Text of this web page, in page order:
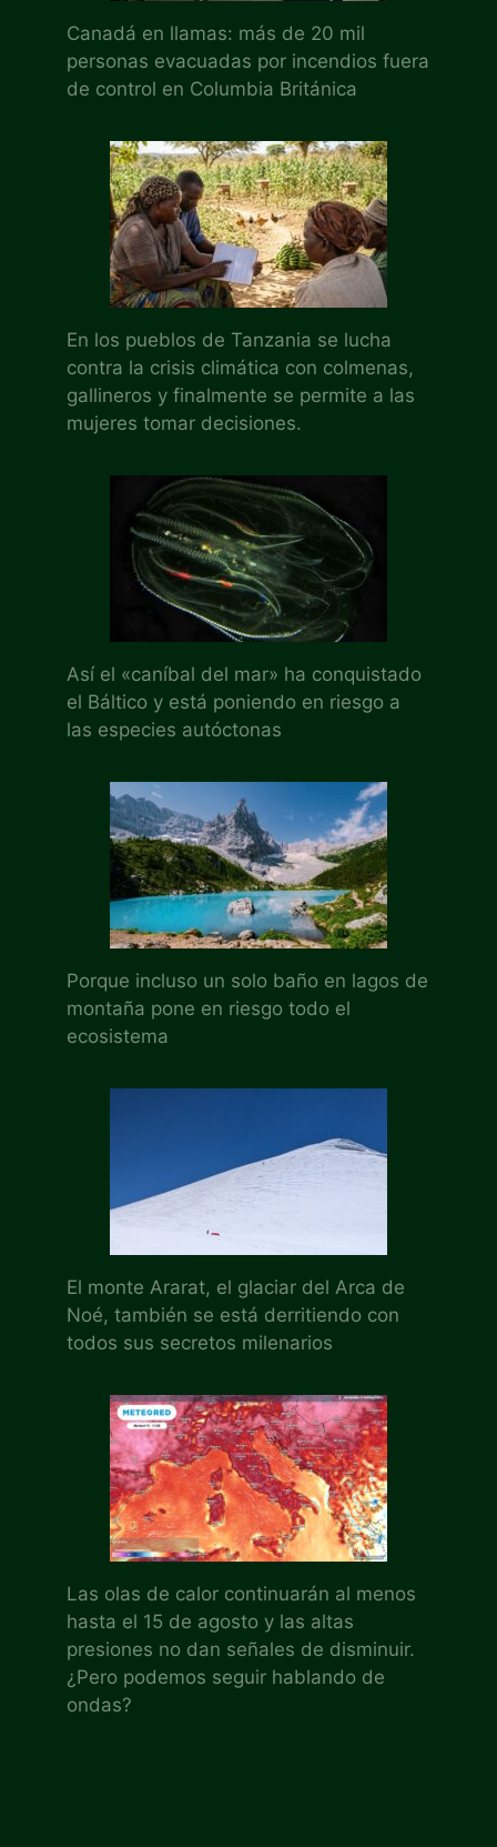
Canadá en llamas: más de 20 mil
personas evacuadas por incendios fuera
de control en Columbia Británica
En los pueblos de Tanzania se lucha
contra la crisis climática con colmenas,
gallineros y finalmente se permite a las
mujeres tomar decisiones.
Así el «caníbal del mar» ha conquistado
el Báltico y está poniendo en riesgo a
las especies autóctonas
Porque incluso un solo baño en lagos de
montaña pone en riesgo todo el
ecosistema
El monte Ararat, el glaciar del Arca de
Noé, también se está derritiendo con
todos sus secretos milenarios
Las olas de calor continuarán al menos
hasta el 15 de agosto y las altas
presiones no dan señales de disminuir.
¿Pero podemos seguir hablando de
ondas?